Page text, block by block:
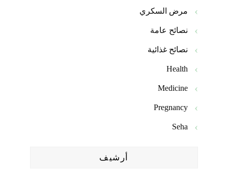
مرض السكري
نصائح عامة
نصائح غذائية
Health
Medicine
Pregnancy
Seha
أرشيف